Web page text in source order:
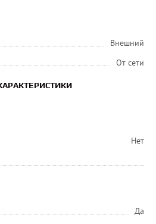
Внешний
От сети
Нет
Да